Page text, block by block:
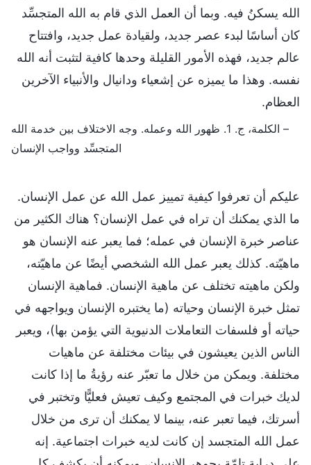
الله يسكنُ فيه. وبما أن العمل الذي قام به الله المتجسِّد
كان أساسًا لبدء عصر جديد، ولقيادة عمل جديد، وافتتاح
عالم جديد، فهذه الأمور القليلة وحدها كافية لتثبت أنه الله
نفسه. وهذا ما يميزه عن إشعياء ودانيال والأنبياء الآخرين
العظام.
– الكلمة، ج. 1. ظهور الله وعمله. وجه الاختلاف بين خدمة الله
المتجسِّد وواجب الإنسان
عليكم أن تعرفوا كيفية تمييز عمل الله عن عمل الإنسان.
ما الذي يمكنك أن تراه في عمل الإنسان؟ هناك الكثير من
عناصر خبرة الإنسان في عمله؛ فما يعبر عنه الإنسان هو
ماهيّته. كذلك يعبر عمل الله الشخصي أيضًا عن ماهيّته،
ولكن ماهيته تختلف عن ماهية الإنسان. فماهية الإنسان
تمثل خبرة الإنسان وحياته (ما يختبره الإنسان ويواجهه في
حياته أو فلسفات التعاملات الدنيوية التي يؤمن بها)، ويعبر
الناس الذين يعيشون في بيئات مختلفة عن ماهيات
مختلفة. ويمكن من خلال ما تعبّر عنه رؤيةُ ما إذا كانت
لديك خبرات في المجتمع وكيف تعيش فعليًّا وتختبر في
أسرتك، فيما تعبر عنه، بينما لا يمكنك أن ترى من خلال
عمل الله المتجسد إن كانت لديه خبرات اجتماعية. إنه